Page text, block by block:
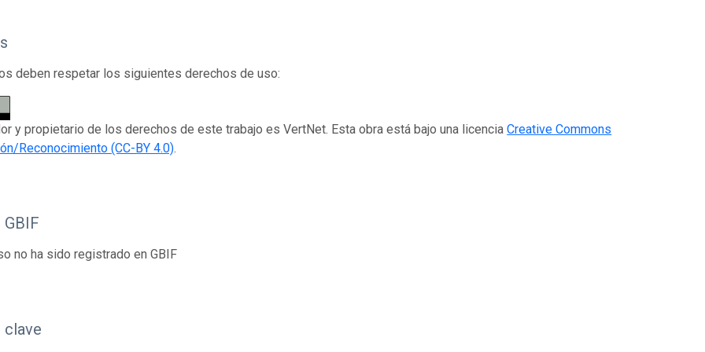
deben respetar los siguientes derechos de uso:
y propietario de los derechos de este trabajo es VertNet. Esta obra está bajo una licenciaCreative Commons
Reconocimiento (CC-BY 4.0).
no ha sido registrado en GBIF
clave